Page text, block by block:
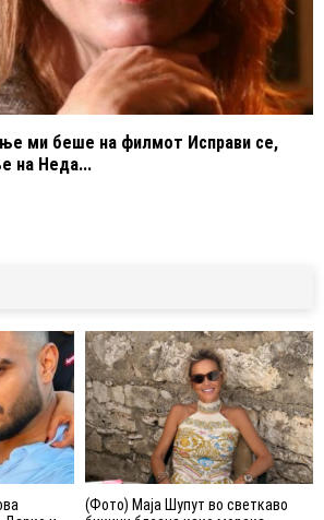
ми беше на филмот Исправи се,
на Неда...
(Фото) Маја Шупут во светкаво